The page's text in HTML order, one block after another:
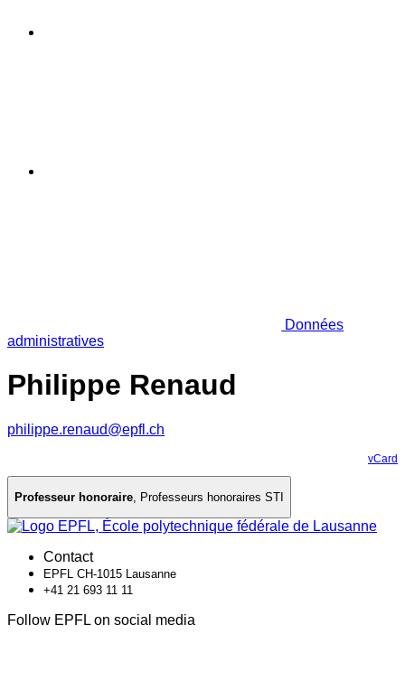
Données
administratives
Philippe Renaud
philippe.renaud@epfl.ch
vCard
Professeur honoraire, Professeurs honoraires STI
Contact
EPFL CH-1015 Lausanne
+41 21 693 11 11
Follow EPFL on social media